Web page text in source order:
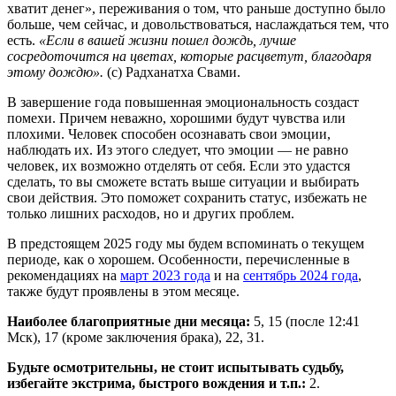
хватит денег», переживания о том, что раньше доступно было
больше, чем сейчас, и довольствоваться, наслаждаться тем, что
есть. «Если в вашей жизни пошел дождь, лучше
сосредоточится на цветах, которые расцветут, благодаря
этому дождю». (с) Радханатха Свами.
В завершение года повышенная эмоциональность создаст
помехи. Причем неважно, хорошими будут чувства или
плохими. Человек способен осознавать свои эмоции,
наблюдать их. Из этого следует, что эмоции — не равно
человек, их возможно отделять от себя. Если это удастся
сделать, то вы сможете встать выше ситуации и выбирать
свои действия. Это поможет сохранить статус, избежать не
только лишних расходов, но и других проблем.
В предстоящем 2025 году мы будем вспоминать о текущем
периоде, как о хорошем. Особенности, перечисленные в
рекомендациях на март 2023 года и на сентябрь 2024 года,
также будут проявлены в этом месяце.
Наиболее благоприятные дни месяца: 5, 15 (после 12:41
Мск), 17 (кроме заключения брака), 22, 31.
Будьте осмотрительны, не стоит испытывать судьбу,
избегайте экстрима, быстрого вождения и т.п.: 2.